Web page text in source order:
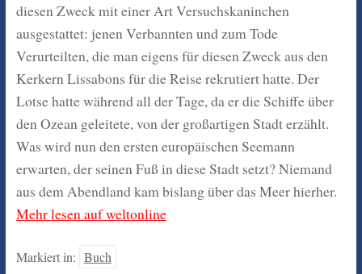
diesen Zweck mit einer Art Versuchskaninchen
ausgestattet: jenen Verbannten und zum Tode
Verurteilten, die man eigens für diesen Zweck aus den
Kerkern Lissabons für die Reise rekrutiert hatte. Der
Lotse hatte während all der Tage, da er die Schiffe über
den Ozean geleitete, von der großartigen Stadt erzählt.
Was wird nun den ersten europäischen Seemann
erwarten, der seinen Fuß in diese Stadt setzt? Niemand
aus dem Abendland kam bislang über das Meer hierher.
Mehr lesen auf weltonline
Markiert in: Buch